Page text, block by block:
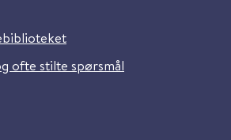
ofte stilte spørsmål